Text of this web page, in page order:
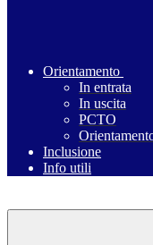
Orientamento
In entrata
In uscita
PCTO
Inclusione
Info utili